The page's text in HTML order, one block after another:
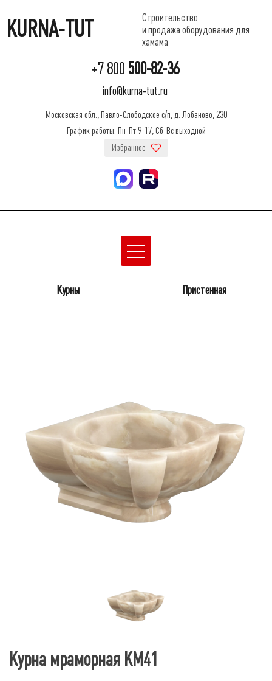
KURNA-TUT
Строительство
и продажа оборудования для
хамама
+7 800 500-82-36
info@kurna-tut.ru
Московская обл., Павло-Слободское с/п, д. Лобаново, 230
График работы: Пн-Пт 9-17, Сб-Вс выходной
Избранное
Курны Пристенная
Курна мраморная КМ41